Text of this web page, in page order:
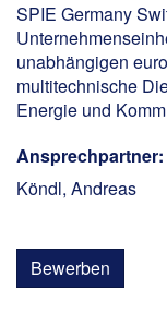
SPIE Germany
unabhängigen
multitechnische
Energie und
Ansprechpartner:
Köndl, Andreas
Bewerben